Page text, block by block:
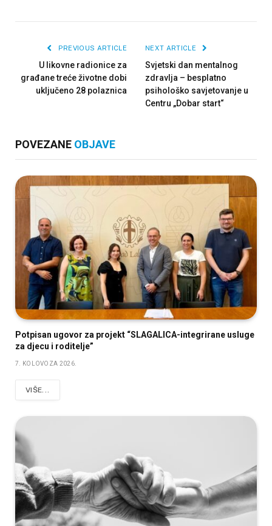
PREVIOUS ARTICLE
U likovne radionice za
građane treće životne dobi
uključeno 28 polaznica
NEXT ARTICLE
Svjetski dan mentalnog
zdravlja – besplatno
psihološko savjetovanje u
Centru „Dobar start“
POVEZANE OBJAVE
Potpisan ugovor za projekt “SLAGALICA-integrirane usluge
za djecu i roditelje”
7. KOLOVOZA 2026.
VIŠE...